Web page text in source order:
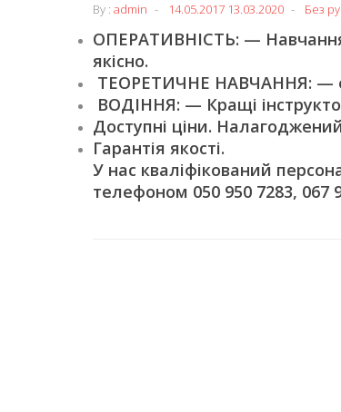
By : admin 14.05.2017 13.03.2020 Без
ОПЕРАТИВНІСТЬ: — Навчання
якісно.
ТЕОРЕТИЧНЕ НАВЧАННЯ: —
ВОДІННЯ: — Кращі
Доступні ціни.
Гарантія якості.
У нас кваліфікований
телефоном 050 950 7283, 067